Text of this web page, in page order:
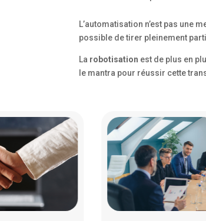
L’automatisation n’est pas une
possible de tirer pleinement
La robotisation est de plus en
le mantra pour réussir cette